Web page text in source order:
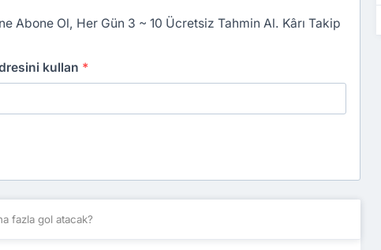
Abone Ol, Her Gün 3 ~ 10 Ücretsiz Tahmin Al. Kârı Takip
kullan *
fazla gol atacak?